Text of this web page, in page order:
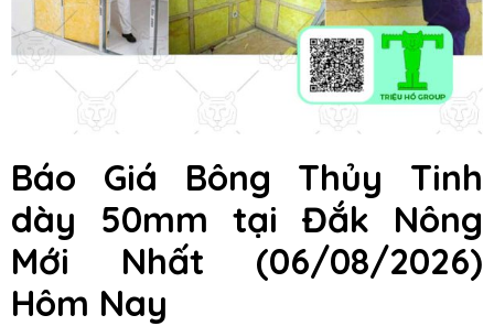
Báo Giá Bông Thủy Tinh
dày 50mm tại Đắk Nông
Mới Nhất (06/08/2026)
Hôm Nay